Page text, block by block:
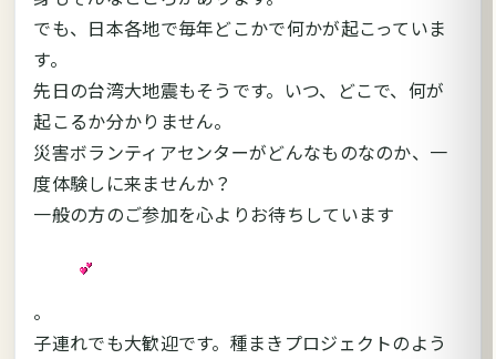
でも、日本各地で毎年どこかで何かが起こっていま
す。
先日の台湾大地震もそうです。いつ、どこで、何が
起こるか分かりません。
災害ボランティアセンターがどんなものなのか、一
度体験しに来ませんか？
一般の方のご参加を心よりお待ちしています
。
子連れでも大歓迎です。種まきプロジェクトのよう